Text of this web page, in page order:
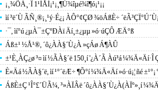
¡¸¾ÕÀ¸·Î 1¹ÌÅÍ¡¹¡¸¶Ù¾îµé¾î¶ó¡¹¡¡
ìí ³ë´Ù ÃÑ¸®¡¸¹ý·É¿¡ ÀÔ°¢ÇØ ¾öÁßÈ÷
·¯, ìí°ú ¿µÀ¯±ÇºÐÀï Äí¸±¿­µµ »ó·úÇÔ ÆÄ°ß
Áß±¹ ½Å¹®, ´ô¿ÀÀ§´Ù¿À »çÁø Á¶ÀÛ
±¹È¸ÀÇ¿ø ³¤ ìí ½ÃÀ§´ë 150¸í '¿À´Ã Àú³á ¼¾Ä«Äí·Î
È«Äá ½ÃÀ§´ë, ìí ¹°´ëÆ÷ ¶Õ°í ¼¾Ä«Äí »ó·ú¡¦ ñé ±¹°¡
ÁßÈ­±Ç ¹Î°£´ÜÃ¼, ³»ÀÏÂë ´ô¿ÀÀ§´Ù¿À(ÀÏº»¸í